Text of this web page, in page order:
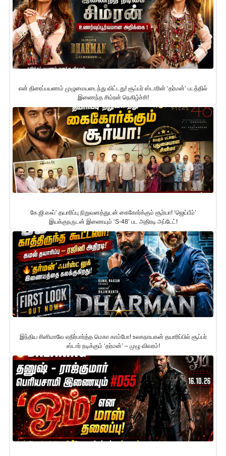
என் திரைப்பயணம் முழுமையடைந்து விட்டது! சூப்பர் ஸ்டாரின் ‘தர்மன்’ படத்தில்
இணைந்த சிம்ரன் நெகிழ்ச்சி!
கே.ஜி.எஃப்’ தயாரிப்பு நிறுவனத்துடன் கைகோர்க்கும் சூர்யா! ‘ஜெய்பீம்’
இயக்குநருடன் இணையும் ‘S-48’ பட அதிரடி அப்டேட்!
இந்திய சினிமாவே எதிர்பார்த்த மெகா காம்போ! உலகநாயகன் தயாரிப்பில் சூப்பர்
ஸ்டார் நடிக்கும் ‘தர்மன்’ – முழு விவரம்!